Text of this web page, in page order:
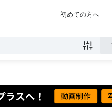
初めての方へ